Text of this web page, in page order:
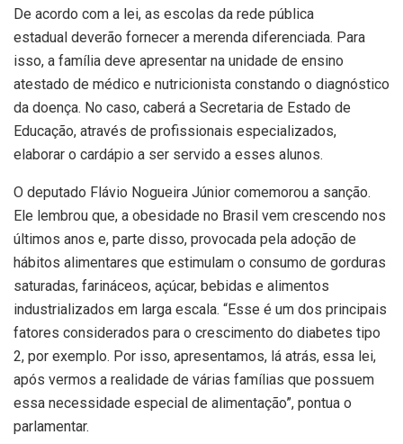
De acordo com a lei, as escolas da rede pública
estadual deverão fornecer a merenda diferenciada. Para
isso, a família deve apresentar na unidade de ensino
atestado de médico e nutricionista constando o diagnóstico
da doença. No caso, caberá a Secretaria de Estado de
Educação, através de profissionais especializados,
elaborar o cardápio a ser servido a esses alunos.
O deputado Flávio Nogueira Júnior comemorou a sanção.
Ele lembrou que, a obesidade no Brasil vem crescendo nos
últimos anos e, parte disso, provocada pela adoção de
hábitos alimentares que estimulam o consumo de gorduras
saturadas, farináceos, açúcar, bebidas e alimentos
industrializados em larga escala. “Esse é um dos principais
fatores considerados para o crescimento do diabetes tipo
2, por exemplo. Por isso, apresentamos, lá atrás, essa lei,
após vermos a realidade de várias famílias que possuem
essa necessidade especial de alimentação”, pontua o
parlamentar.